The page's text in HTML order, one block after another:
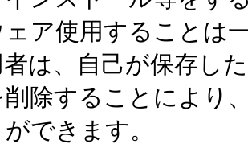
ェア使用することは
は、自己が保存し
削除することにより
できます。